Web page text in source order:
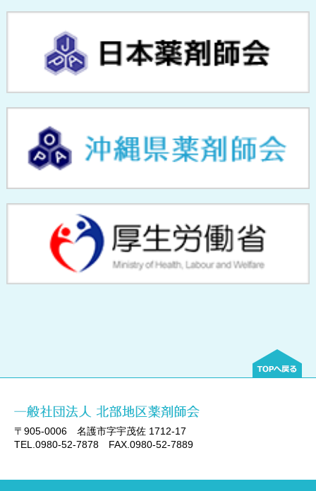
〒905-0006 名護市字宇茂佐 1712-17
TEL.0980-52-7878 FAX.0980-52-7889